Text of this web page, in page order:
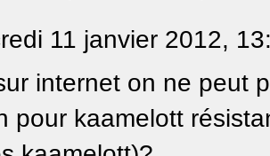
11 janvier 2012,
internet on ne peut
pour kaamelott